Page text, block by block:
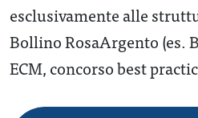
esclusivamente alle
Bollino RosaArgento (es.
ECM, concorso best